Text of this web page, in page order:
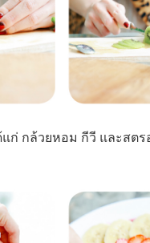
ก่ กล้วยหอม กีวี และสตร